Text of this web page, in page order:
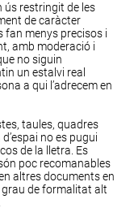
ús restringit de les
de caràcter
fan menys precisos i
amb moderació i
no siguin
un estalvi real
a qui l’adrecem en
taules, quadres
no es pugui
de la lletra. Es
poc recomanables
altres documents en
de formalitat alt